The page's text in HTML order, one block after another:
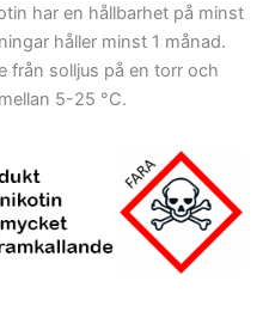
har en hållbarhet på minst
håller minst 1 månad.
från solljus på en torr och
5-25 °C.